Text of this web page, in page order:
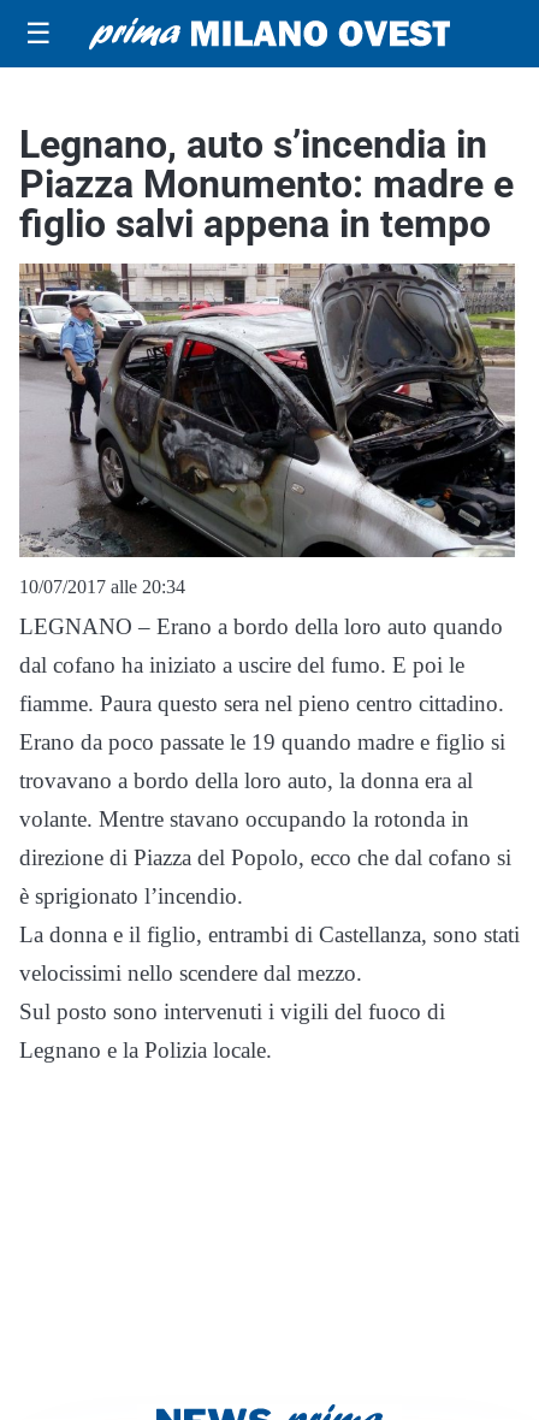
☰
Legnano, auto s’incendia in
Piazza Monumento: madre e
figlio salvi appena in tempo
10/07/2017 alle 20:34
LEGNANO – Erano a bordo della loro auto quando
dal cofano ha iniziato a uscire del fumo. E poi le
fiamme. Paura questo sera nel pieno centro cittadino.
Erano da poco passate le 19 quando madre e figlio si
trovavano a bordo della loro auto, la donna era al
volante. Mentre stavano occupando la rotonda in
direzione di Piazza del Popolo, ecco che dal cofano si
è sprigionato l’incendio.
La donna e il figlio, entrambi di Castellanza, sono stati
velocissimi nello scendere dal mezzo.
Sul posto sono intervenuti i vigili del fuoco di
Legnano e la Polizia locale.